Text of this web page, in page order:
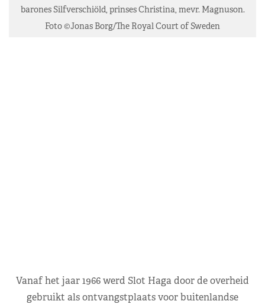
barones Silfverschiöld, prinses Christina, mevr. Magnuson.
Foto ©Jonas Borg/The Royal Court of Sweden
Vanaf het jaar 1966 werd Slot Haga door de overheid
gebruikt als ontvangstplaats voor buitenlandse